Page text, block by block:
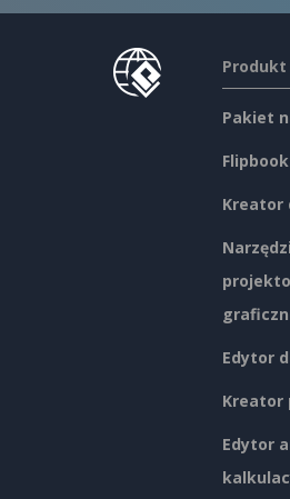
Produkt
Pakiet
Kreator
Edytor
Kreator
Edytor